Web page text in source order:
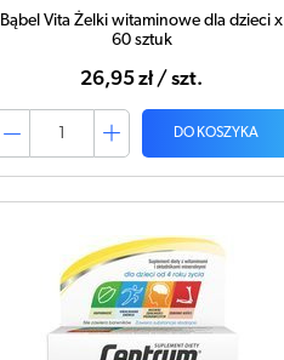
Bąbel Vita Żelki witaminowe dla dzieci x
60 sztuk
26,95 zł / szt.
DO KOSZYKA